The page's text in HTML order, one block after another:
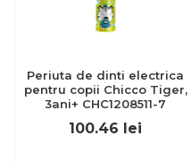
Periuta de dinti electrica
pentru copii Chicco Tiger,
3ani+ CHC1208511-7
100.46 lei